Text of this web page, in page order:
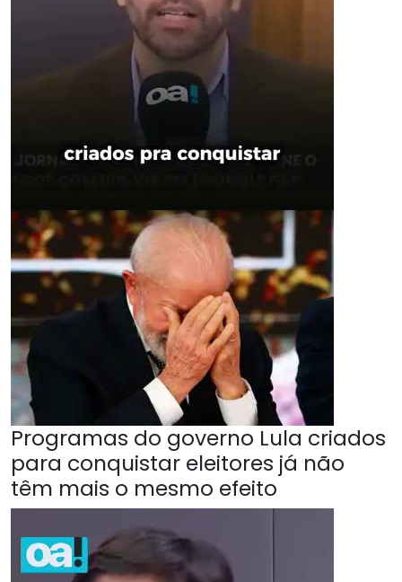
Programas do governo Lula criados
para conquistar eleitores já não
têm mais o mesmo efeito